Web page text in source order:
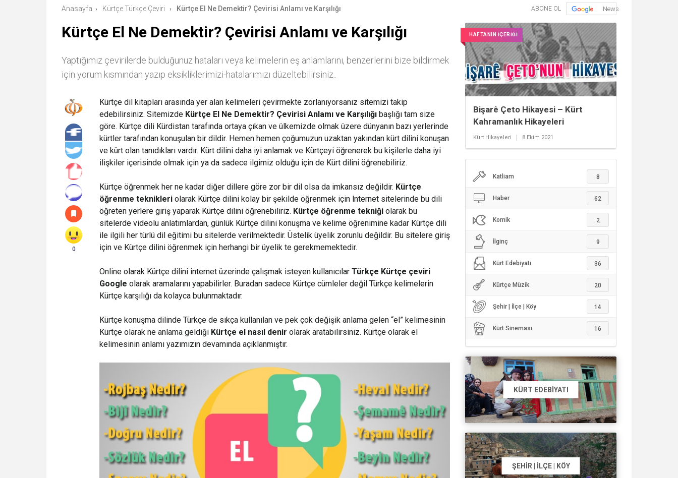
Anasayfa › Kürtçe Türkçe Çeviri › Kürtçe El Ne Demektir? Çevirisi Anlamı ve Karşılığı ABONE OL News
Kürtçe El Ne Demektir? Çevirisi Anlamı ve Karşılığı
Yaptığımız çevirilerde bulduğunuz hataları veya kelimelerin eş anlamlarını, benzerlerini bize bildirmek
için yorum kısmından yazıp eksikliklerimizi-hatalarımızı düzeltebilirsiniz..
0
Kürtçe dil kitapları arasında yer alan kelimeleri çevirmekte zorlanıyorsanız sitemizi takip
edebilirsiniz. Sitemizde Kürtçe El Ne Demektir? Çevirisi Anlamı ve Karşılığı başlığı tam size
göre. Kürtçe dili Kürdistan tarafında ortaya çıkan ve ülkemizde olmak üzere dünyanın bazı yerlerinde
kürtler tarafından konuşulan bir dildir. Hemen hemen çoğumuzun uzaktan yakından kürt dilini konuşan
ve kürt olan tanıdıkları vardır. Kürt dilini daha iyi anlamak ve Kürtçeyi öğrenerek bu kişilerle daha iyi
ilişkiler içerisinde olmak için ya da sadece ilgimiz olduğu için de Kürt dilini öğrenebiliriz.
Kürtçe öğrenmek her ne kadar diğer dillere göre zor bir dil olsa da imkansız değildir. Kürtçe
öğrenme teknikleri olarak Kürtçe dilini kolay bir şekilde öğrenmek için lnternet sitelerinde bu dili
öğreten yerlere giriş yaparak Kürtçe dilini öğrenebiliriz. Kürtçe öğrenme tekniği olarak bu
sitelerde videolu anlatımlardan, günlük Kürtçe dilini konuşma ve kelime öğrenimine kadar Kürtçe dili
ile ilgili her türlü dil eğitimi bu sitelerde verilmektedir. Üstelik üyelik zorunlu değildir. Bu sitelere giriş
için ve Kürtçe dilini öğrenmek için herhangi bir üyelik te gerekmemektedir.
Online olarak Kürtçe dilini internet üzerinde çalışmak isteyen kullanıcılar Türkçe Kürtçe çeviri
Google olarak aramalarını yapabilirler. Buradan sadece Kürtçe cümleler değil Türkçe kelimelerin
Kürtçe karşılığı da kolayca bulunmaktadır.
Kürtçe konuşma dilinde Türkçe de sıkça kullanılan ve pek çok değişik anlama gelen “el” kelimesinin
Kürtçe olarak ne anlama geldiği Kürtçe el nasıl denir olarak aratabilirsiniz. Kürtçe olarak el
kelimesinin anlamı yazımızın devamında açıklanmıştır.
HAFTANIN İÇERİĞİ
Bişarê Çeto Hikayesi – Kürt
Kahramanlık Hikayeleri
Kürt Hikayeleri 8 Ekim 2021
Katliam 8
Haber 62
Komik 2
İlginç 9
Kürt Edebiyatı 36
Kürtçe Müzik 20
Şehir | İlçe | Köy 14
Kürt Sineması 16
KÜRT EDEBIYATI
ŞEHIR | İLÇE | KÖY